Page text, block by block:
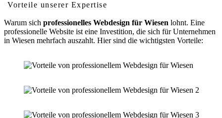
Vorteile unserer Expertise
Warum sich professionelles Webdesign für Wiesen lohnt. Eine
professionelle Website ist eine Investition, die sich für Unternehmen
in Wiesen mehrfach auszahlt. Hier sind die wichtigsten Vorteile: